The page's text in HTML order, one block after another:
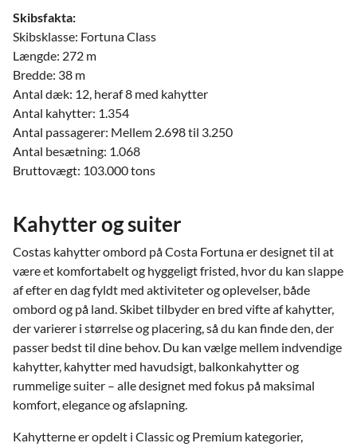
Skibsfakta:
Skibsklasse: Fortuna Class
Længde: 272 m
Bredde: 38 m
Antal dæk: 12, heraf 8 med kahytter
Antal kahytter: 1.354
Antal passagerer: Mellem 2.698 til 3.250
Antal besætning: 1.068
Bruttovægt: 103.000 tons
Kahytter og suiter
Costas kahytter ombord på Costa Fortuna er designet til at
være et komfortabelt og hyggeligt fristed, hvor du kan slappe
af efter en dag fyldt med aktiviteter og oplevelser, både
ombord og på land. Skibet tilbyder en bred vifte af kahytter,
der varierer i størrelse og placering, så du kan finde den, der
passer bedst til dine behov. Du kan vælge mellem indvendige
kahytter, kahytter med havudsigt, balkonkahytter og
rummelige suiter – alle designet med fokus på maksimal
komfort, elegance og afslapning.
Kahytterne er opdelt i Classic og Premium kategorier,